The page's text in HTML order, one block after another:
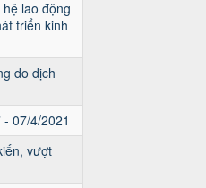
lao động
triển kinh
do dịch
07/4/2021
vượt